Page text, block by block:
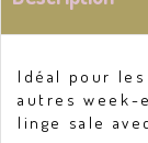
Idéal pour les
autres week-
linge sale